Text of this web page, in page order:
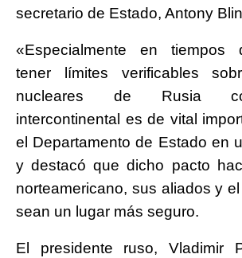
secretario de Estado, Antony
«Especialmente en tiempos
tener límites verificables
nucleares de Rusia
intercontinental es de vital
el Departamento de Estado en
y destacó que dicho pacto
norteamericano, sus aliados y
sean un lugar más seguro.
El presidente ruso, Vladimir